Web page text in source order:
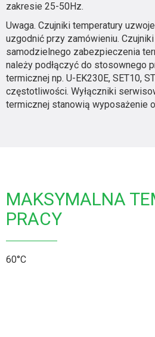
zakresie 25-50Hz.
Uwaga. Czujniki temperatury
uzgodnić przy zamówieniu.
samodzielnego zabezpieczenia
należy podłączyć do stosownego
termicznej np. U-EK230E, SET10,
częstotliwości. Wyłączniki
termicznej stanowią wyposażenie
MAKSYMALNA
PRACY
60°C